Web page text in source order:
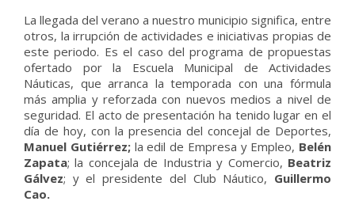
La llegada del verano a nuestro municipio significa, entre
otros, la irrupción de actividades e iniciativas propias de
este periodo. Es el caso del programa de propuestas
ofertado por la Escuela Municipal de Actividades
Náuticas, que arranca la temporada con una fórmula
más amplia y reforzada con nuevos medios a nivel de
seguridad. El acto de presentación ha tenido lugar en el
día de hoy, con la presencia del concejal de Deportes,
Manuel Gutiérrez;la edil de Empresa y Empleo, Belén
Zapata; la concejala de Industria y Comercio, Beatriz
Gálvez; y el presidente del Club Náutico, Guillermo
Cao.